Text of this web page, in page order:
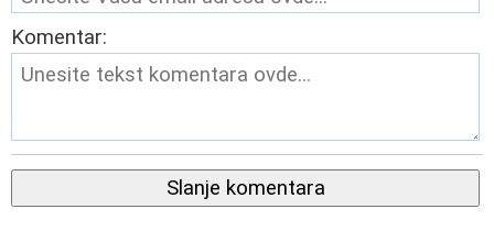
Komentar:
Slanje komentara